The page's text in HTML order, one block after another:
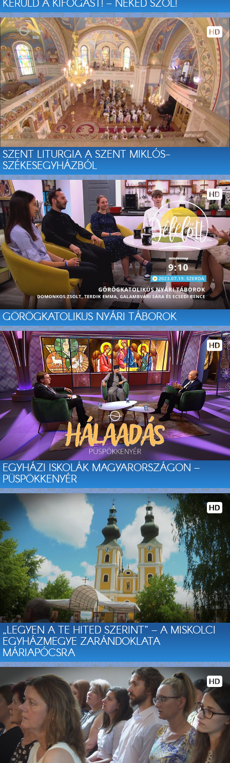
KERÜLD A KIFOGÁST! – NEKED SZÓL!
SZENT LITURGIA A SZENT MIKLÓS-
SZÉKESEGYHÁZBÓL
GÖRÖGKATOLIKUS NYÁRI TÁBOROK
EGYHÁZI ISKOLÁK MAGYARORSZÁGON –
PÜSPÖKKENYÉR
„LEGYEN A TE HITED SZERINT” – A MISKOLCI
EGYHÁZMEGYE ZARÁNDOKLATA
MÁRIAPÓCSRA